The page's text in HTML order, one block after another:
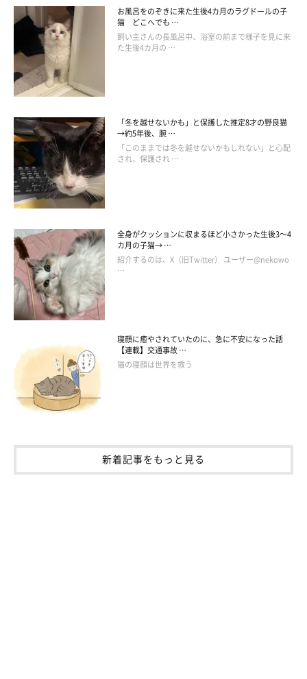
すかさずツッコむ友人
お風呂をのぞきに来た生後4カ月のラグドールの子
猫 どこへでも …
飼い主さんの長風呂中、浴室の前まで様子を見に来
た生後4カ月の …
「冬を越せないかも」と保護した推定8才の野良猫
→約5年後、腕 …
「このままでは冬を越せないかもしれない」と心配
され、保護され …
全身がクッションに収まるほど小さかった生後3～4
カ月の子猫→ …
紹介するのは、X（旧Twitter） ユーザー@nekowo
…
寝顔に癒やされていたのに、急に不安になった話
【連載】交通事故 …
猫の寝顔は世界を救う
新着記事をもっと見る